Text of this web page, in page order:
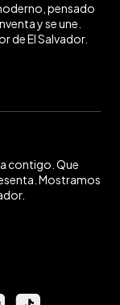
pensado
y se une.
de El Salvador.
contigo. Que
Mostramos